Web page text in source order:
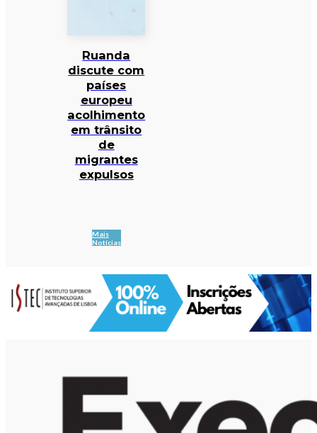
Ruanda
discute com
países
europeu
acolhimento
em trânsito
de
migrantes
expulsos
Mais
Notícias